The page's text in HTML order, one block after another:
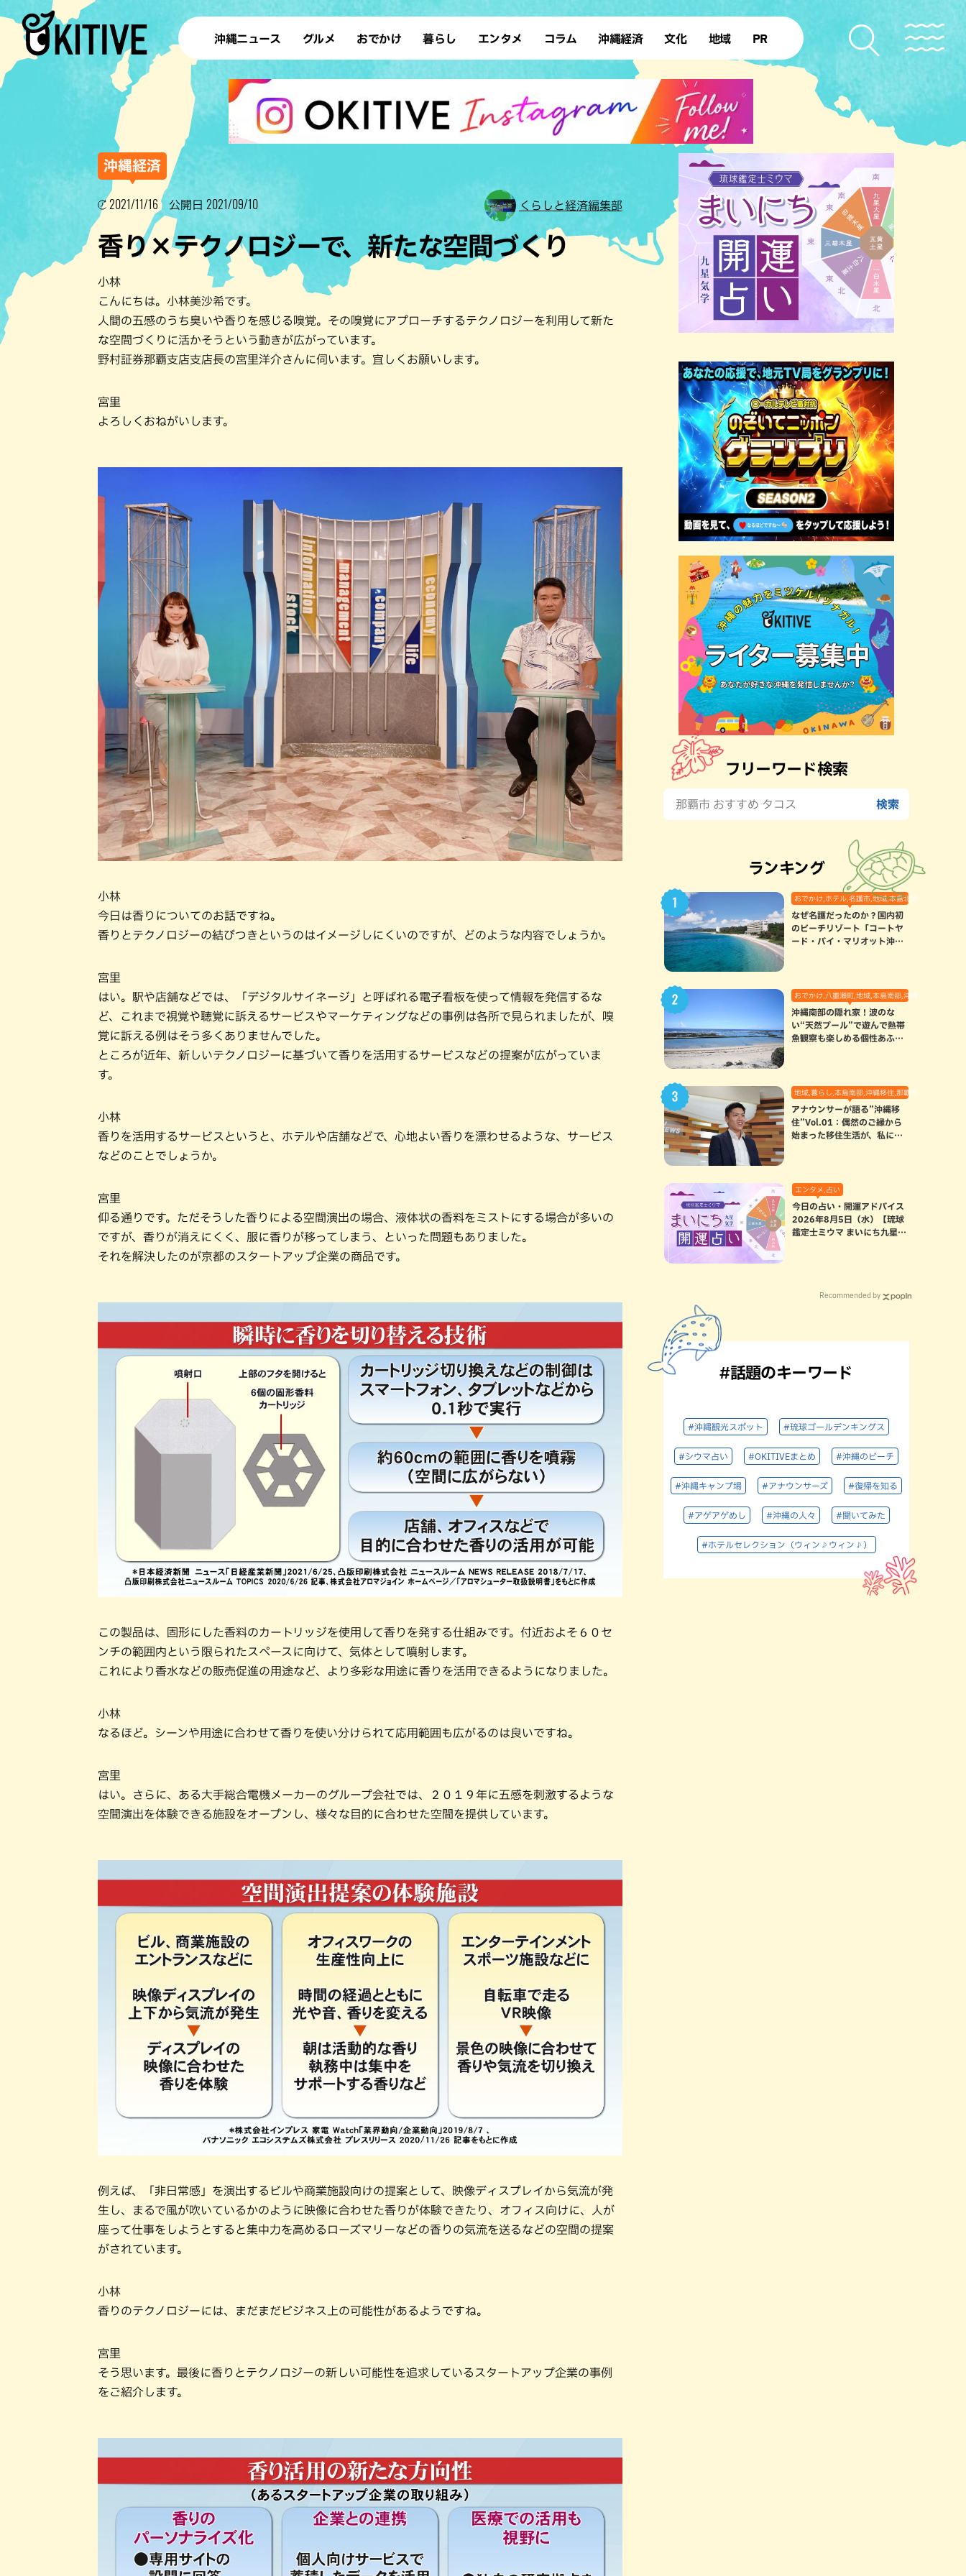
沖縄ニュース グルメ
ラーメン 沖縄そば
テイクアウト カフェ
すし・魚料理 和食・日本料理
ステーキ・焼肉 焼鳥・串料理
その他の肉料理 居酒屋・バー
ブッフェ・バイキング
パン カレー
ハンバーガー タコス・タコライス
おでかけ
デート ドライブ
散歩 ソロ活
アート
ホテル
サウナ 公園
暮らし
レシピ SDGs
ファッション ローカルニュース
沖縄移住 沖縄旧暦行事
エンタメ
スポーツ 占い
タレント・芸人 テレビ
コラム 沖縄経済 文化
復帰50年
地域
本島北部 本島中部
本島南部 先島諸島
北部離島
PR
沖縄経済
2021/11/16 公開日 2021/09/10 くらしと経済編集部
香り×テクノロジーで、新たな空間づくり
小林
こんにちは。小林美沙希です。
人間の五感のうち臭いや香りを感じる嗅覚。その嗅覚にアプローチするテクノロジーを利用して新た
な空間づくりに活かそうという動きが広がっています。
野村証券那覇支店支店長の宮里洋介さんに伺います。宜しくお願いします。
宮里
よろしくおねがいします。
小林
今日は香りについてのお話ですね。
香りとテクノロジーの結びつきというのはイメージしにくいのですが、どのような内容でしょうか。
宮里
はい。駅や店舗などでは、「デジタルサイネージ」と呼ばれる電子看板を使って情報を発信するな
ど、これまで視覚や聴覚に訴えるサービスやマーケティングなどの事例は各所で見られましたが、嗅
覚に訴える例はそう多くありませんでした。
ところが近年、新しいテクノロジーに基づいて香りを活用するサービスなどの提案が広がっていま
す。
小林
香りを活用するサービスというと、ホテルや店舗などで、心地よい香りを漂わせるような、サービス
などのことでしょうか。
宮里
仰る通りです。ただそうした香りによる空間演出の場合、液体状の香料をミストにする場合が多いの
ですが、香りが消えにくく、服に香りが移ってしまう、といった問題もありました。
それを解決したのが京都のスタートアップ企業の商品です。
この製品は、固形にした香料のカートリッジを使用して香りを発する仕組みです。付近およそ６０セ
ンチの範囲内という限られたスペースに向けて、気体として噴射します。
これにより香水などの販売促進の用途など、より多彩な用途に香りを活用できるようになりました。
小林
なるほど。シーンや用途に合わせて香りを使い分けられて応用範囲も広がるのは良いですね。
宮里
はい。さらに、ある大手総合電機メーカーのグループ会社では、２０１９年に五感を刺激するような
空間演出を体験できる施設をオープンし、様々な目的に合わせた空間を提供しています。
例えば、「非日常感」を演出するビルや商業施設向けの提案として、映像ディスプレイから気流が発
生し、まるで風が吹いているかのように映像に合わせた香りが体験できたり、オフィス向けに、人が
座って仕事をしようとすると集中力を高めるローズマリーなどの香りの気流を送るなどの空間の提案
がされています。
小林
香りのテクノロジーには、まだまだビジネス上の可能性があるようですね。
宮里
そう思います。最後に香りとテクノロジーの新しい可能性を追求しているスタートアップ企業の事例
をご紹介します。
フリーワード検索
ランキング
おでかけ,ホテル,名護市,地域,本島北部
なぜ名護だったのか？国内初
のビーチリゾート「コートヤ
ード・バイ・マリオット沖縄
おでかけ,八重瀬町,地域,本島南部,沖縄の海,自然
沖縄南部の隠れ家！波のな
い“天然プール”で遊んで熱帯
魚観察も楽しめる個性あふれ
地域,暮らし,本島南部,沖縄移住,那覇市
アナウンサーが語る”沖縄移
住”Vol.01：偶然のご縁から
始まった移住生活が、私にと
エンタメ,占い
今日の占い・開運アドバイス
2026年8月5日（水）【琉球
鑑定士ミウマ まいにち九星気
Recommended by
#話題のキーワード
#沖縄観光スポット #琉球ゴールデンキングス
#シウマ占い #OKITIVEまとめ #沖縄のビーチ
#沖縄キャンプ場 #アナウンサーズ #復帰を知る
#アゲアゲめし #沖縄の人々 #聞いてみた
#ホテルセレクション（ウィン♪ウィン♪）